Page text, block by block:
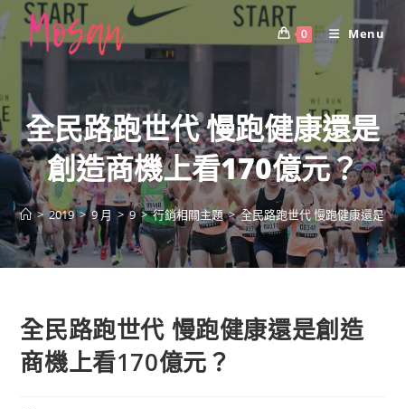
Skip
to
content
0 Menu
全民路跑世代 慢跑健康還是
創造商機上看170億元？
> 2019 > 9 月 > 9 > 行銷相關主題 > 全民路跑世代 慢跑健康還是創
全民路跑世代 慢跑健康還是創造
商機上看170億元？